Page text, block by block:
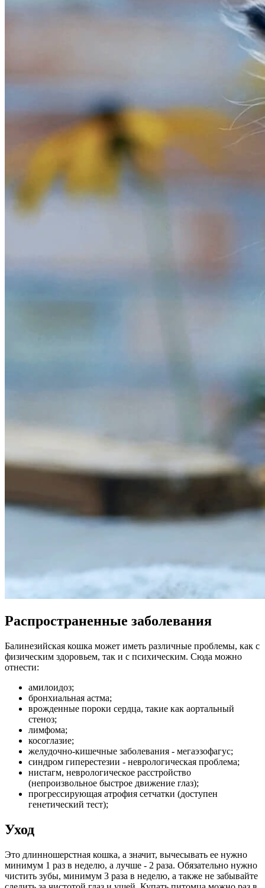
Распространенные заболевания
Балинезийская кошка может иметь различные проблемы, как с
физическим здоровьем, так и с психическим. Сюда можно
отнести:
амилоидоз;
бронхиальная астма;
врожденные пороки сердца, такие как аортальный
стеноз;
лимфома;
косоглазие;
желудочно-кишечные заболевания - мегаэзофагус;
синдром гиперестезии - неврологическая проблема;
нистагм, неврологическое расстройство
(непроизвольное быстрое движение глаз);
прогрессирующая атрофия сетчатки (доступен
генетический тест);
Уход
Это длинношерстная кошка, а значит, вычесывать ее нужно
минимум 1 раз в неделю, а лучше - 2 раза. Обязательно нужно
чистить зубы, минимум 3 раза в неделю, а также не забывайте